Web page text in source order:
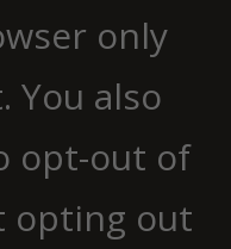
only
You also
opt-out of
opting out